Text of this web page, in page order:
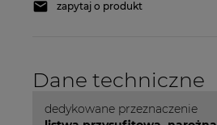
zapytaj o produkt
Dane techniczne
dedykowane przeznaczenie